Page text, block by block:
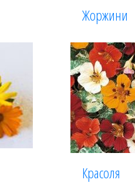
Жоржини
Красоля